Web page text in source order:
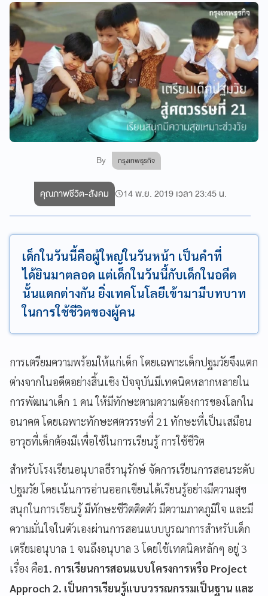
By กรุงเทพธุรกิจ
คุณภาพชีวิต-สังคม 14 พ.ย. 2019 เวลา 23:45 น.
เด็กในวันนี้คือผู้ใหญ่ในวันหน้า เป็นคำที่
ได้ยินมาตลอด แต่เด็กในวันนี้กับเด็กในอดีต
นั้นแตกต่างกัน ยิ่งเทคโนโลยีเข้ามามีบทบาท
ในการใช้ชีวิตของผู้คน
การเตรียมความพร้อมให้แก่เด็ก โดยเฉพาะเด็กปฐมวัยจึงแตก
ต่างจากในอดีตอย่างสิ้นเชิง ปัจจุบันมีเทคนิคหลากหลายใน
การพัฒนาเด็ก 1 คน ให้มีทักษะตามความต้องการของโลกใน
อนาคต โดยเฉพาะทักษะศตวรรษที่ 21 ทักษะที่เป็นเสมือน
อาวุธที่เด็กต้องมีเพื่อใช้ในการเรียนรู้ การใช้ชีวิต
สำหรับโรงเรียนอนุบาลธีรานุรักษ์ จัดการเรียนการสอนระดับ
ปฐมวัย โดยเน้นการอ่านออกเขียนได้เรียนรู้อย่างมีความสุข
สนุกในการเรียนรู้ มีทักษะชีวิตติดตัว มีความภาคภูมิใจ และมี
ความมั่นใจในตัวเองผ่านการสอนแบบบูรณาการสำหรับเด็ก
เตรียมอนุบาล 1 จนถึงอนุบาล 3 โดยใช้เทคนิคหลักๆ อยู่ 3
เรื่อง คือ1. การเรียนการสอนแบบโครงการหรือ Project
Approch 2. เป็นการเรียนรู้แบบวรรณกรรมเป็นฐาน และ